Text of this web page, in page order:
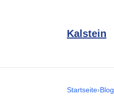
Kalstein
Startseite›Blog